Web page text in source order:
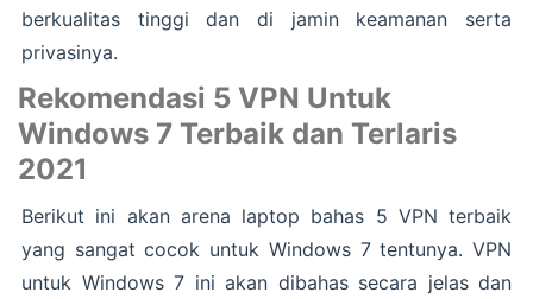
berkualitas tinggi dan di jamin keamanan serta
privasinya.
Rekomendasi 5 VPN Untuk
Windows 7 Terbaik dan Terlaris
2021
Berikut ini akan arena laptop bahas 5 VPN terbaik
yang sangat cocok untuk Windows 7 tentunya. VPN
untuk Windows 7 ini akan dibahas secara jelas dan